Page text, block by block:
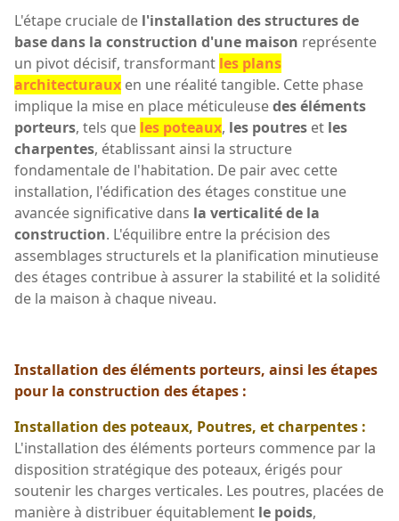
L'étape cruciale de l'installation des structures de
base dans la construction d'une maison représente
un pivot décisif, transformant les plans
architecturaux en une réalité tangible. Cette phase
implique la mise en place méticuleusedes éléments
porteurs, tels que les poteaux, les poutres et les
charpentes, établissant ainsi la structure
fondamentale de l'habitation. De pair avec cette
installation, l'édification des étages constitue une
avancée significative dans la verticalité de la
construction. L'équilibre entre la précision des
assemblages structurels et la planification minutieuse
des étages contribue à assurer la stabilité et la solidité
de la maison à chaque niveau.
Installation des éléments porteurs, ainsi les étapes
pour la construction des étapes :
Installation des poteaux, Poutres, et charpentes :
L'installation des éléments porteurs commence par la
disposition stratégique des poteaux, érigés pour
soutenir les charges verticales. Les poutres, placées de
manière à distribuer équitablement le poids,